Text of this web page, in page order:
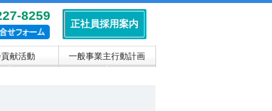
8259
正社員採用案内
献活動
▼
一般事業主行動計画
▼